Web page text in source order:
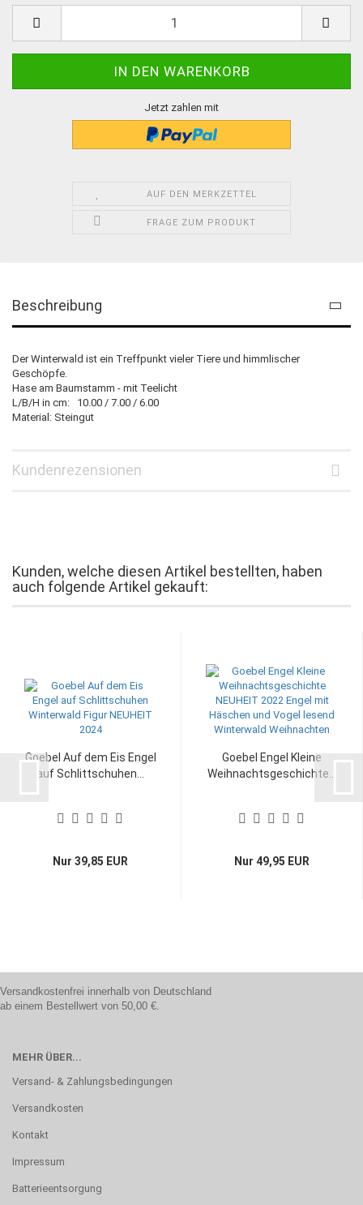
Jetzt zahlen mit
AUF DEN MERKZETTEL
FRAGE ZUM PRODUKT
Beschreibung
Der Winterwald ist ein Treffpunkt vieler Tiere und himmlischer
Geschöpfe.
Hase am Baumstamm - mit Teelicht
L/B/H in cm: 10.00 / 7.00 / 6.00
Material: Steingut
Kundenrezensionen
Kunden, welche diesen Artikel bestellten, haben
auch folgende Artikel gekauft:
Goebel Auf dem Eis Engel
auf Schlittschuhen...
Nur 39,85 EUR
Goebel Engel Kleine
Weihnachtsgeschichte...
Nur 49,95 EUR
Versandkostenfrei innerhalb von Deutschland
ab einem Bestellwert von 50,00 €.
MEHR ÜBER...
Versand- & Zahlungsbedingungen
Versandkosten
Kontakt
Impressum
Batterieentsorgung